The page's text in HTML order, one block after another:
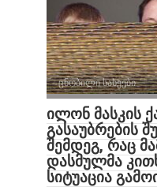
ცნობილი სახეები
ილონ მასკის
გასაუბრების
შემდეგ, რაც
დასმულმა
სიტუაცია